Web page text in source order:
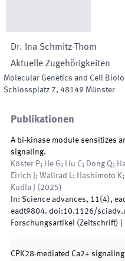
Dr. Ina Schmitz-Thom
Aktuelle Zugehörigkeiten
Molecular Genetics and Cell
Schlossplatz 7, 48149 Münster
Publikationen
A bi-kinase module sensitizes
signaling.
Köster P; He G; Liu C; Dong Q;
Eirich J; Wallrad L; Hashimoto
Kudla J
( 2025)
In: Science advances, 11(4),
eadt9804. doi:10.1126/
Forschungsartikel (Zeitschrift)
CPK28-mediated Ca2+